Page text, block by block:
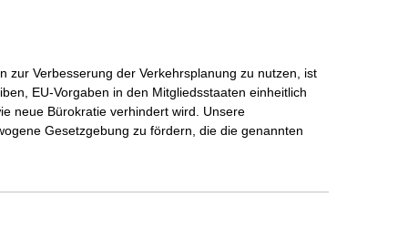
zur Verbesserung der Verkehrsplanung zu nutzen, ist
EU-Vorgaben in den Mitgliedsstaaten einheitlich
neue Bürokratie verhindert wird. Unsere
Gesetzgebung zu fördern, die die genannten